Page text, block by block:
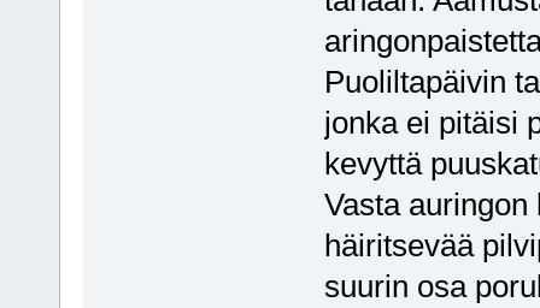
Puoliltapäivin
jonka ei pitäisi
kevyttä
Vasta
häiritsevää
suurin osa